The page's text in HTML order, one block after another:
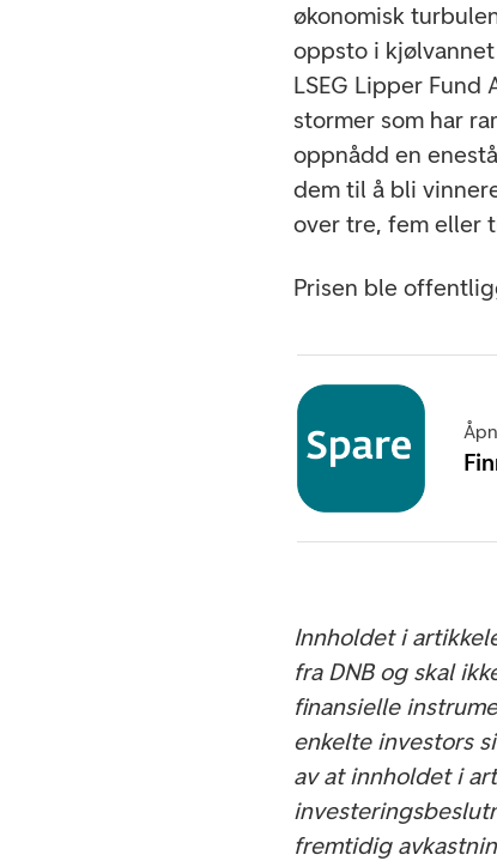
økonomisk
oppsto i
LSEG Lipper
stormer som har
oppnådd en
dem til å bli
over tre, fem eller
Prisen ble
Innholdet i
fra DNB og skal
finansielle
enkelte investors
av at innholdet i
fremtidig